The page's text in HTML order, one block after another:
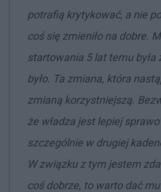
potrafią krytykować, a nie
coś się zmieniło na dobre.
startowania 5 lat temu była
było. Ta zmiana, która
zmianą korzystniejszą.
że władza jest lepiej
szczególnie w drugiej
W związku z tym jestem
coś dobrze, to warto dać